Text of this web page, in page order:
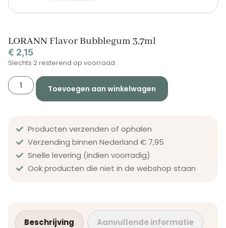
LORANN Flavor Bubblegum 3,7ml
€ 2,15
Slechts 2 resterend op voorraad
Toevoegen aan winkelwagen
Producten verzenden of ophalen
Verzending binnen Nederland € 7,95
Snelle levering (indien voorradig)
Ook producten die niet in de webshop staan​
Beschrijving Aanvullende informatie